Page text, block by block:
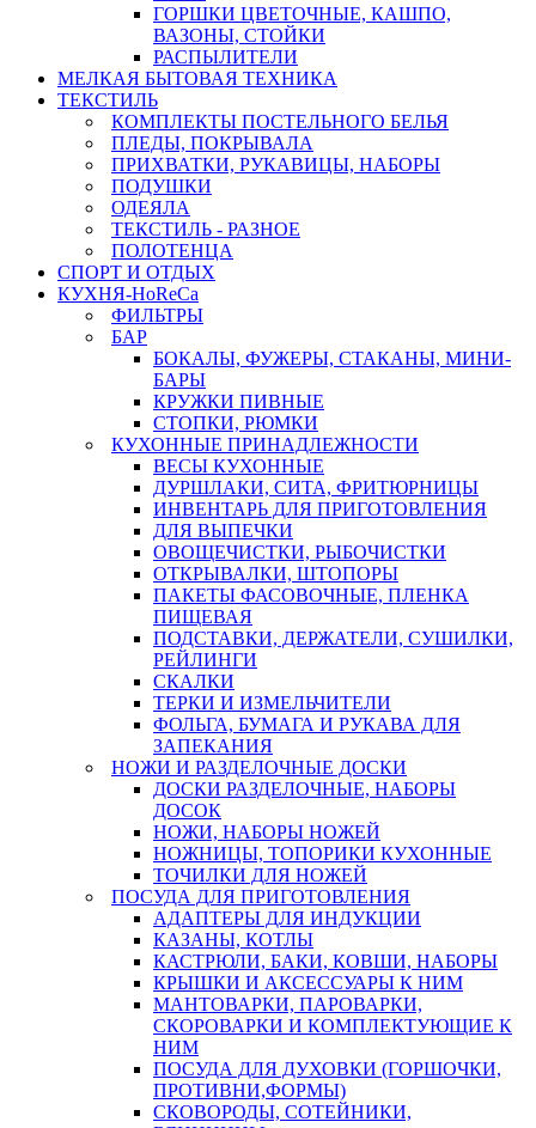
ГОРШКИ ЦВЕТОЧНЫЕ, КАШПО,
ВАЗОНЫ, СТОЙКИ
РАСПЫЛИТЕЛИ
МЕЛКАЯ БЫТОВАЯ ТЕХНИКА
ТЕКСТИЛЬ
КОМПЛЕКТЫ ПОСТЕЛЬНОГО БЕЛЬЯ
ПЛЕДЫ, ПОКРЫВАЛА
ПРИХВАТКИ, РУКАВИЦЫ, НАБОРЫ
ПОДУШКИ
ОДЕЯЛА
ТЕКСТИЛЬ - РАЗНОЕ
ПОЛОТЕНЦА
СПОРТ И ОТДЫХ
КУХНЯ-HoReCa
ФИЛЬТРЫ
БАР
БОКАЛЫ, ФУЖЕРЫ, СТАКАНЫ, МИНИ-
БАРЫ
КРУЖКИ ПИВНЫЕ
СТОПКИ, РЮМКИ
КУХОННЫЕ ПРИНАДЛЕЖНОСТИ
ВЕСЫ КУХОННЫЕ
ДУРШЛАКИ, СИТА, ФРИТЮРНИЦЫ
ИНВЕНТАРЬ ДЛЯ ПРИГОТОВЛЕНИЯ
ДЛЯ ВЫПЕЧКИ
ОВОЩЕЧИСТКИ, РЫБОЧИСТКИ
ОТКРЫВАЛКИ, ШТОПОРЫ
ПАКЕТЫ ФАСОВОЧНЫЕ, ПЛЕНКА
ПИЩЕВАЯ
ПОДСТАВКИ, ДЕРЖАТЕЛИ, СУШИЛКИ,
РЕЙЛИНГИ
СКАЛКИ
ТЕРКИ И ИЗМЕЛЬЧИТЕЛИ
ФОЛЬГА, БУМАГА И РУКАВА ДЛЯ
ЗАПЕКАНИЯ
НОЖИ И РАЗДЕЛОЧНЫЕ ДОСКИ
ДОСКИ РАЗДЕЛОЧНЫЕ, НАБОРЫ
ДОСОК
НОЖИ, НАБОРЫ НОЖЕЙ
НОЖНИЦЫ, ТОПОРИКИ КУХОННЫЕ
ТОЧИЛКИ ДЛЯ НОЖЕЙ
ПОСУДА ДЛЯ ПРИГОТОВЛЕНИЯ
АДАПТЕРЫ ДЛЯ ИНДУКЦИИ
КАЗАНЫ, КОТЛЫ
КАСТРЮЛИ, БАКИ, КОВШИ, НАБОРЫ
КРЫШКИ И АКСЕССУАРЫ К НИМ
МАНТОВАРКИ, ПАРОВАРКИ,
СКОРОВАРКИ И КОМПЛЕКТУЮЩИЕ К
НИМ
ПОСУДА ДЛЯ ДУХОВКИ (ГОРШОЧКИ,
ПРОТИВНИ,ФОРМЫ)
СКОВОРОДЫ, СОТЕЙНИКИ,